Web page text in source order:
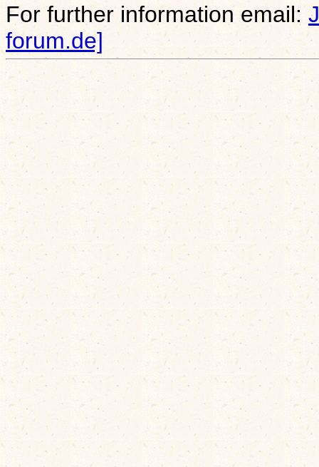
For further information email:
forum.de]